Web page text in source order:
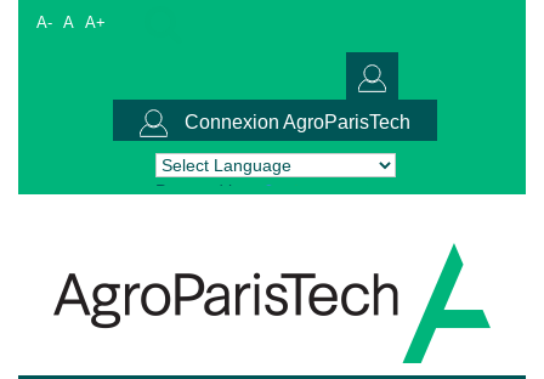
A- A A+
Connexion AgroParisTech
Powered by Translate